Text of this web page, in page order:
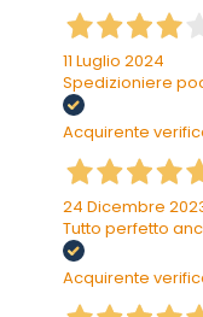
11 Luglio 2024
Spedizioniere
Acquirente
24 Dicembre
Tutto perfetto
Acquirente